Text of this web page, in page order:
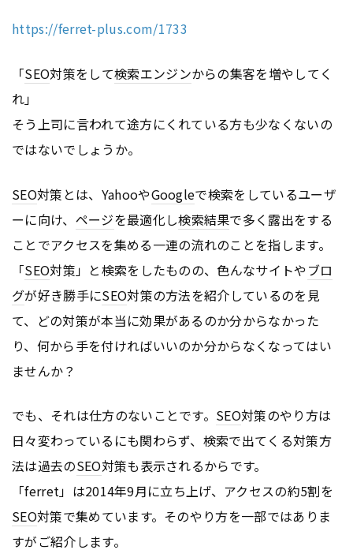
https://ferret-plus.com/1733
「SEO対策をして検索エンジンからの集客を増やしてく
れ」
そう上司に言われて途方にくれている方も少なくないの
ではないでしょうか。
SEO対策とは、YahooやGoogleで検索をしているユーザ
ーに向け、 ページを最適化し検索結果で多く露出をする
ことでアクセスを集める一連の流れのことを指します。
「SEO対策」と検索をしたものの、色んなサイトやブロ
グが好き勝手にSEO対策の方法を紹介しているのを見
て、どの対策が本当に効果があるのか分からなかった
り、何から手を付ければいいのか分からなくなってはい
ませんか？
でも、それは仕方のないことです。 SEO対策のやり方は
日々変わっているにも関わらず、検索で出てくる対策方
法は過去のSEO対策も表示されるからです。
「ferret」は2014年9月に立ち上げ、アクセスの約5割を
SEO対策で集めています。そのやり方を一部ではありま
すがご紹介します。